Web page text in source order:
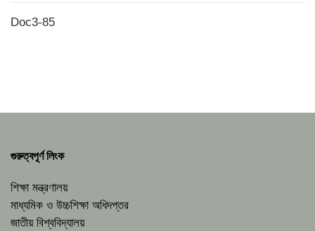
Doc3-85
গুরুত্বপূর্ণ লিংক
শিক্ষা মন্ত্রণালয়
মাধ্যমিক ও উচ্চশিক্ষা অধিদপ্তর
জাতীয় বিশ্ববিদ্যালয়